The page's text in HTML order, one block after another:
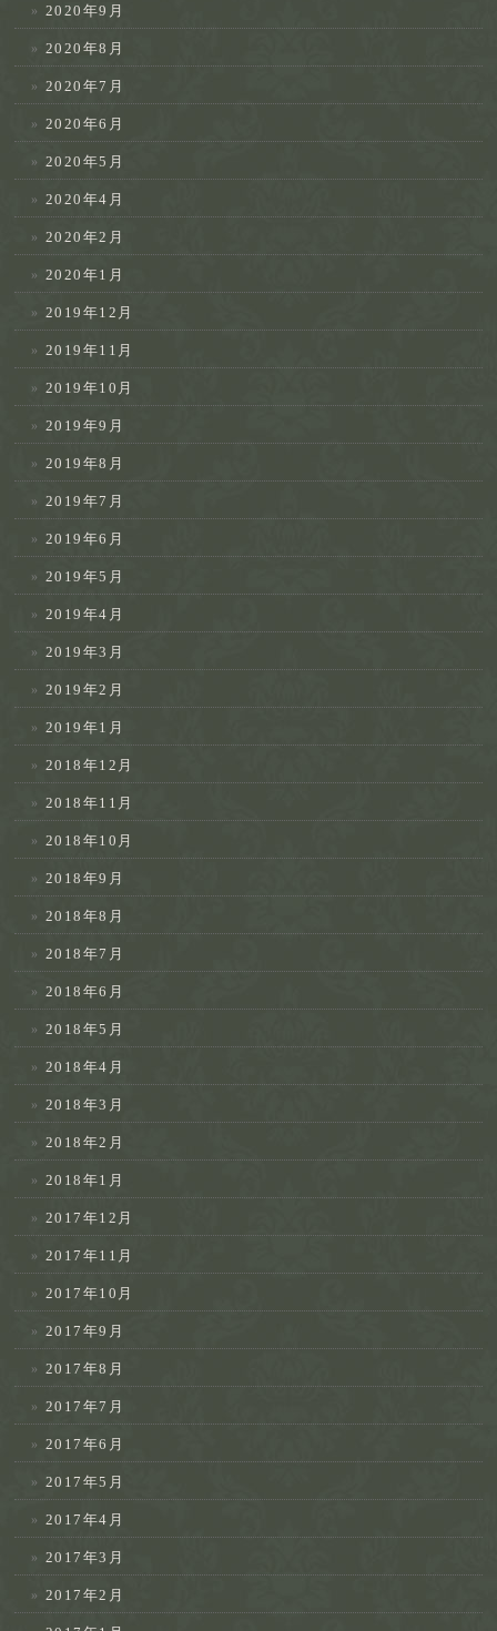
2020年9月
2020年8月
2020年7月
2020年6月
2020年5月
2020年4月
2020年2月
2020年1月
2019年12月
2019年11月
2019年10月
2019年9月
2019年8月
2019年7月
2019年6月
2019年5月
2019年4月
2019年3月
2019年2月
2019年1月
2018年12月
2018年11月
2018年10月
2018年9月
2018年8月
2018年7月
2018年6月
2018年5月
2018年4月
2018年3月
2018年2月
2018年1月
2017年12月
2017年11月
2017年10月
2017年9月
2017年8月
2017年7月
2017年6月
2017年5月
2017年4月
2017年3月
2017年2月